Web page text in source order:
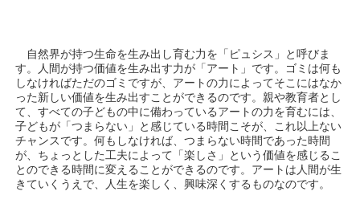
自然界が持つ生命を生み出し育む力を「ピュシス」と呼びま
す。人間が持つ価値を生み出す力が「アート」です。ゴミは何も
しなければただのゴミですが、アートの力によってそこにはなか
った新しい価値を生み出すことができるのです。親や教育者とし
て、すべての子どもの中に備わっているアートの力を育むには、
子どもが「つまらない」と感じている時間こそが、これ以上ない
チャンスです。何もしなければ、つまらない時間であった時間
が、ちょっとした工夫によって「楽しさ」という価値を感じるこ
とのできる時間に変えることができるのです。アートは人間が生
きていくうえで、人生を楽しく、興味深くするものなのです。